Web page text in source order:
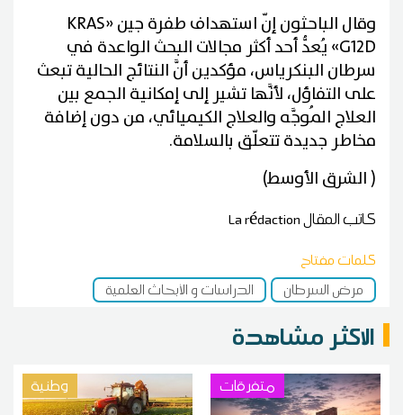
وقال الباحثون إنّ استهداف طفرة جين «KRAS
G12D» يُعدُّ أحد أكثر مجالات البحث الواعدة في
سرطان البنكرياس، مؤكدين أنَّ النتائج الحالية تبعث
على التفاؤل، لأنَّها تشير إلى إمكانية الجمع بين
العلاج المُوجَّه والعلاج الكيميائي، من دون إضافة
مخاطر جديدة تتعلّق بالسلامة.
( الشرق الأوسط)
كاتب المقالLa rédaction
كلمات مفتاح
مرض السرطان
الدراسات و الأبحاث العلمية
الاكثر مشاهدة
متفرقات وطنية